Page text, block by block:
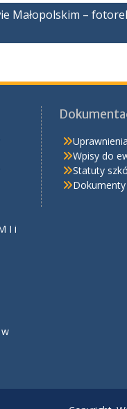
Małopolskim –
I i
Wpisy do
Statuty